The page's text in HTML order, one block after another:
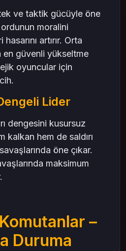
ve taktik gücüyle öne
moralini
artırır. Orta
en güvenli yükseltme
oyuncular için
Lider
dengesini kusursuz
kalkan hem de saldırı
öne çıkar.
maksimum
–
Duruma